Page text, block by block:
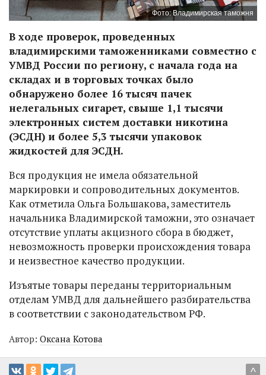
Фото: Владимирская таможня
В ходе проверок, проведенных
владимирскими таможенниками совместно с
УМВД России по региону, с начала года на
складах и в торговых точках было
обнаружено более 16 тысяч пачек
нелегальных сигарет, свыше 1,1 тысячи
электронных систем доставки никотина
(ЭСДН) и более 5,3 тысячи упаковок
жидкостей для ЭСДН.
Вся продукция не имела обязательной
маркировки и сопроводительных документов.
Как отметила Ольга Большакова, заместитель
начальника Владимирской таможни, это означает
отсутствие уплаты акцизного сбора в бюджет,
невозможность проверки происхождения товара
и неизвестное качество продукции.
Изъятые товары переданы территориальным
отделам УМВД для дальнейшего разбирательства
в соответствии с законодательством РФ.
Автор: Оксана Котова
^